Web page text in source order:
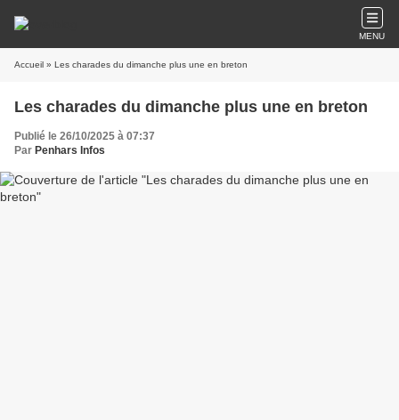
MENU
Accueil » Les charades du dimanche plus une en breton
Les charades du dimanche plus une en breton
Publié le 26/10/2025 à 07:37
Par Penhars Infos